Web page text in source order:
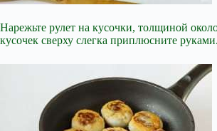
Нарежьте рулет на кусочки, толщиной
кусочек сверху слегка приплюсните руками.